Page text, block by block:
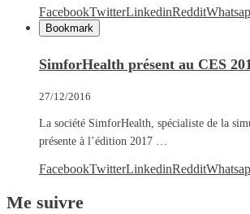
FacebookTwitterLinkedinReddit
Bookmark
SimforHealth présent au CES
27/12/2016
La société SimforHealth, spécialiste de la
présente à l’édition 2017 …
FacebookTwitterLinkedinReddit
Me suivre